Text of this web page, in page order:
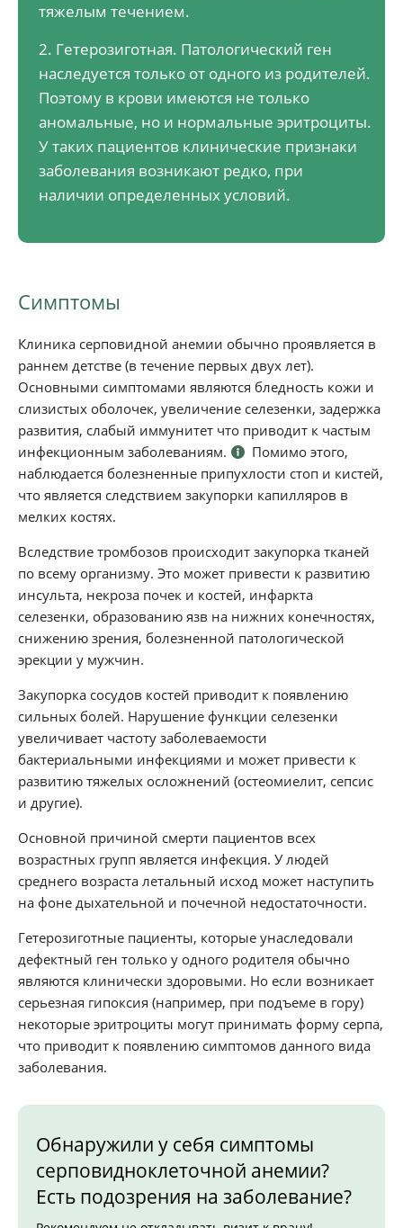
тяжелым течением.
2. Гетерозиготная. Патологический ген
наследуется только от одного из родителей.
Поэтому в крови имеются не только
аномальные, но и нормальные эритроциты.
У таких пациентов клинические признаки
заболевания возникают редко, при
наличии определенных условий.
Симптомы
Клиника серповидной анемии обычно проявляется в
раннем детстве (в течение первых двух лет).
Основными симптомами являются бледность кожи и
слизистых оболочек, увеличение селезенки, задержка
развития, слабый иммунитет что приводит к частым
инфекционным заболеваниям.
Помимо этого,
наблюдается болезненные припухлости стоп и кистей,
что является следствием закупорки капилляров в
мелких костях.
Вследствие тромбозов происходит закупорка тканей
по всему организму. Это может привести к развитию
инсульта, некроза почек и костей, инфаркта
селезенки, образованию язв на нижних конечностях,
снижению зрения, болезненной патологической
эрекции у мужчин.
Закупорка сосудов костей приводит к появлению
сильных болей. Нарушение функции селезенки
увеличивает частоту заболеваемости
бактериальными инфекциями и может привести к
развитию тяжелых осложнений (остеомиелит, сепсис
и другие).
Основной причиной смерти пациентов всех
возрастных групп является инфекция. У людей
среднего возраста летальный исход может наступить
на фоне дыхательной и почечной недостаточности.
Гетерозиготные пациенты, которые унаследовали
дефектный ген только у одного родителя обычно
являются клинически здоровыми. Но если возникает
серьезная гипоксия (например, при подъеме в гору)
некоторые эритроциты могут принимать форму серпа,
что приводит к появлению симптомов данного вида
заболевания.
Обнаружили у себя симптомы
серповидноклеточной анемии?
Есть подозрения на заболевание?